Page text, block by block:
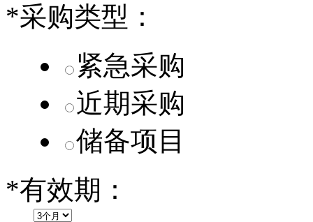
*采购类型：
紧急采购
近期采购
储备项目
*有效期：